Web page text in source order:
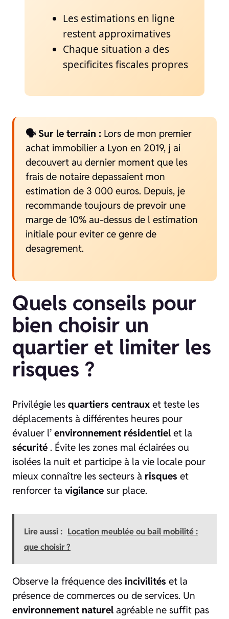
Les estimations en ligne
restent approximatives
Chaque situation a des
specificites fiscales propres
🗣️ Sur le terrain : Lors de mon premier
achat immobilier a Lyon en 2019, j ai
decouvert au dernier moment que les
frais de notaire depassaient mon
estimation de 3 000 euros. Depuis, je
recommande toujours de prevoir une
marge de 10% au-dessus de l estimation
initiale pour eviter ce genre de
desagrement.
Quels conseils pour
bien choisir un
quartier et limiter les
risques ?
Privilégie les quartiers centraux et teste les
déplacements à différentes heures pour
évaluer l’ environnement résidentiel et la
sécurité . Évite les zones mal éclairées ou
isolées la nuit et participe à la vie locale pour
mieux connaître les secteurs à risques et
renforcer ta vigilance sur place.
Lire aussi : Location meublée ou bail mobilité :
que choisir ?
Observe la fréquence des incivilités et la
présence de commerces ou de services. Un
environnement naturel agréable ne suffit pas